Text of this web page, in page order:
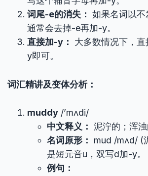
词尾-e的消失： 如果名词以不
通常会去掉-e再加-y。
直接加-y：
大多数情况下，
y即可。
词汇精讲及变体分析：
muddy /’mʌdi/
中文释义： 泥泞的；浑
名词原形：
mud /mʌd/
是短元音u，双写d加-y。
例句：